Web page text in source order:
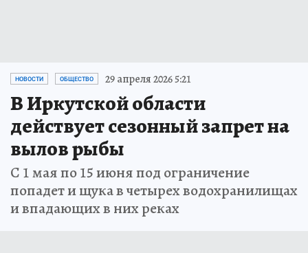
НОВОСТИ ОБЩЕСТВО 29 апреля 2026 5:21
В Иркутской области
действует сезонный запрет на
вылов рыбы
С 1 мая по 15 июня под ограничение
попадет и щука в четырех водохранилищах
и впадающих в них реках